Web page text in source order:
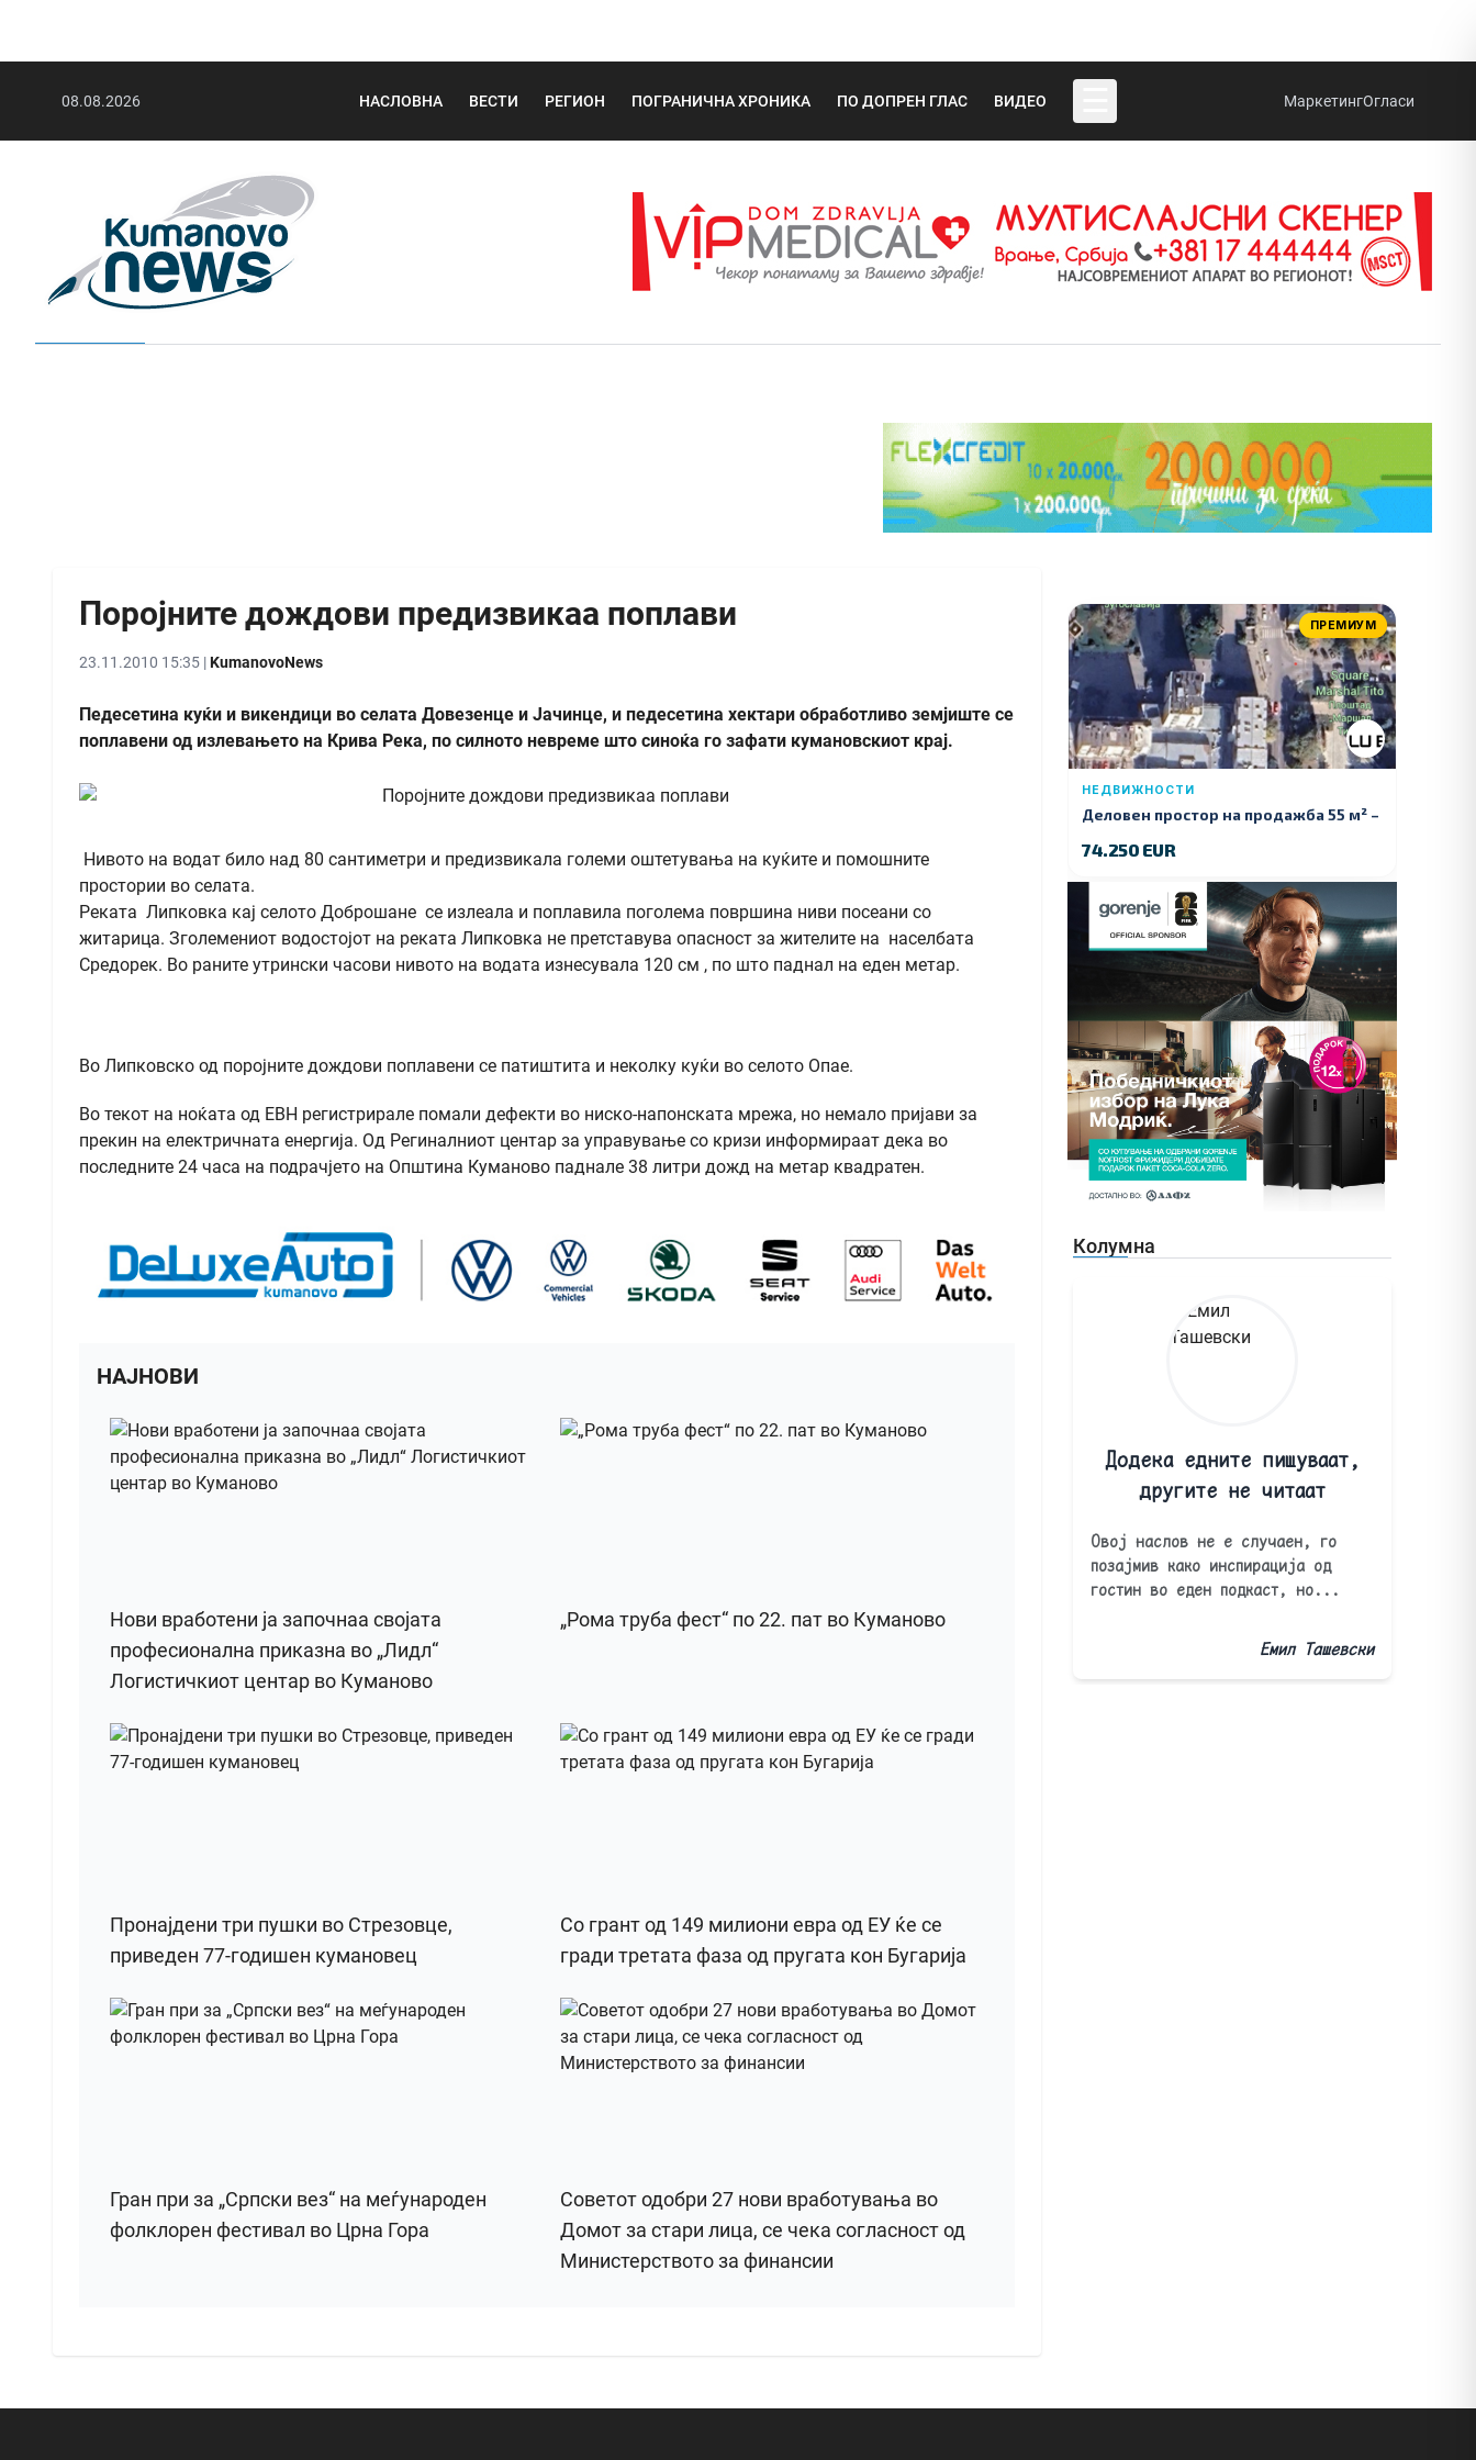
08.08.2026 НАСЛОВНА ВЕСТИ РЕГИОН ПОГРАНИЧНА ХРОНИКА ПО ДОПРЕН ГЛАС ВИДЕО МаркетингОгласи
Поројните дождови предизвикаа поплави
23.11.2010 15:35 |KumanovoNews
Педесетина куќи и викендици во селата Довезенце и Јачинце, и педесетина хектари обработливо земјиште се
поплавени од излевањето на Крива Река, по силното невреме што синоќа го зафати кумановскиот крај.
Нивото на водат било над 80 сантиметри и предизвикала големи оштетувања на куќите и помошните
простории во селата.
Реката Липковка кај селото Доброшане се излеала и поплавила поголема површина ниви посеани со
житарица. Зголемениот водостојот на реката Липковка не претставува опасност за жителите на населбата
Средорек. Во раните утрински часови нивото на водата изнесувала 120 см , по што паднал на еден метар.
Во Липковско од поројните дождови поплавени се патиштита и неколку куќи во селото Опае.
Во текот на ноќата од ЕВН регистрирале помали дефекти во ниско-напонската мрежа, но немало пријави за
прекин на електричната енергија. Од Региналниот центар за управување со кризи информираат дека во
последните 24 часа на подрачјето на Општина Куманово паднале 38 литри дожд на метар квадратен.
НАЈНОВИ
Нови вработени ја започнаа својата
професионална приказна во „Лидл“
Логистичкиот центар во Куманово
„Рома труба фест“ по 22. пат во Куманово
Пронајдени три пушки во Стрезовце,
приведен 77-годишен кумановец
Со грант од 149 милиони евра од ЕУ ќе се
гради третата фаза од пругата кон Бугарија
Гран при за „Српски вез“ на меѓународен
фолклорен фестивал во Црна Гора
Советот одобри 27 нови вработувања во
Домот за стари лица, се чека согласност од
Министерството за финансии
ПРЕМИУМ
НЕДВИЖНОСТИ
Деловен простор на продажба 55 м² –
74.250 EUR
Колумна
Додека едните пишуваат,
другите не читаат
Овој наслов не е случаен, го
позајмив како инспирација од
гостин во еден подкаст, но...
Емил Ташевски